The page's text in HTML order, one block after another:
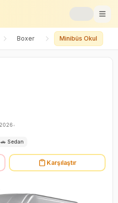
Boxer Minibüs Okul
•
🚗 Sedan
Karşılaştır